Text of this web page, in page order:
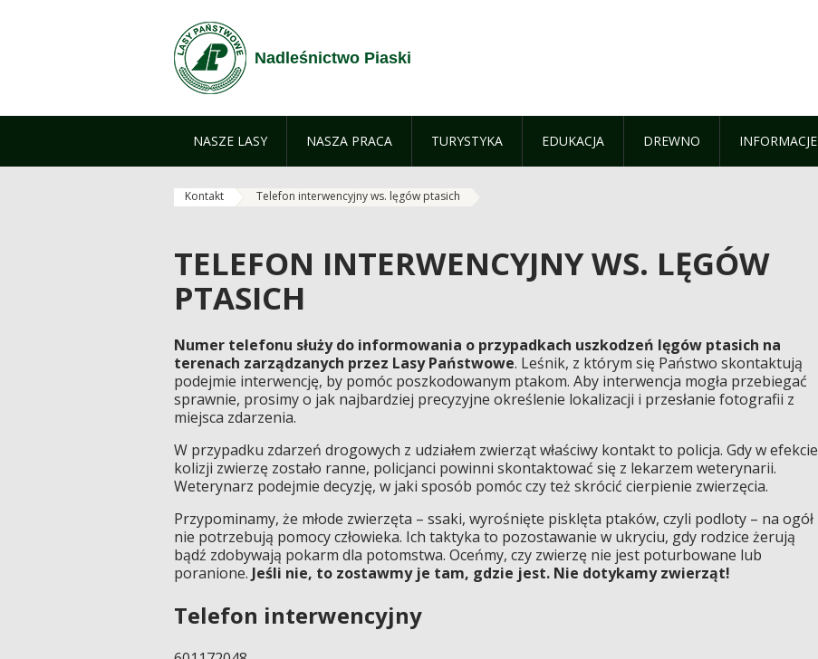
Nadleśnictwo Piaski
NASZE LASY NASZA PRACA TURYSTYKA EDUKACJA DREWNO INFORMACJE
Kontakt Telefon interwencyjny ws. lęgów ptasich
TELEFON INTERWENCYJNY WS. LĘGÓW
PTASICH
Numer telefonu służy do informowania o przypadkach uszkodzeń lęgów ptasich na
terenach zarządzanych przez Lasy Państwowe. Leśnik, z którym się Państwo skontaktują
podejmie interwencję, by pomóc poszkodowanym ptakom. Aby interwencja mogła przebiegać
sprawnie, prosimy o jak najbardziej precyzyjne określenie lokalizacji i przesłanie fotografii z
miejsca zdarzenia.
W przypadku zdarzeń drogowych z udziałem zwierząt właściwy kontakt to policja. Gdy w efekcie
kolizji zwierzę zostało ranne, policjanci powinni skontaktować się z lekarzem weterynarii.
Weterynarz podejmie decyzję, w jaki sposób pomóc czy też skrócić cierpienie zwierzęcia.
Przypominamy, że młode zwierzęta – ssaki, wyrośnięte pisklęta ptaków, czyli podloty – na ogół
nie potrzebują pomocy człowieka. Ich taktyka to pozostawanie w ukryciu, gdy rodzice żerują
bądź zdobywają pokarm dla potomstwa. Oceńmy, czy zwierzę nie jest poturbowane lub
poranione. Jeśli nie, to zostawmy je tam, gdzie jest. Nie dotykamy zwierząt!
Telefon interwencyjny